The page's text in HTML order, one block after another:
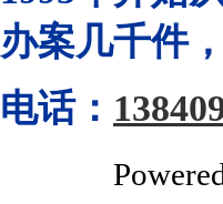
办案几千件
电话：